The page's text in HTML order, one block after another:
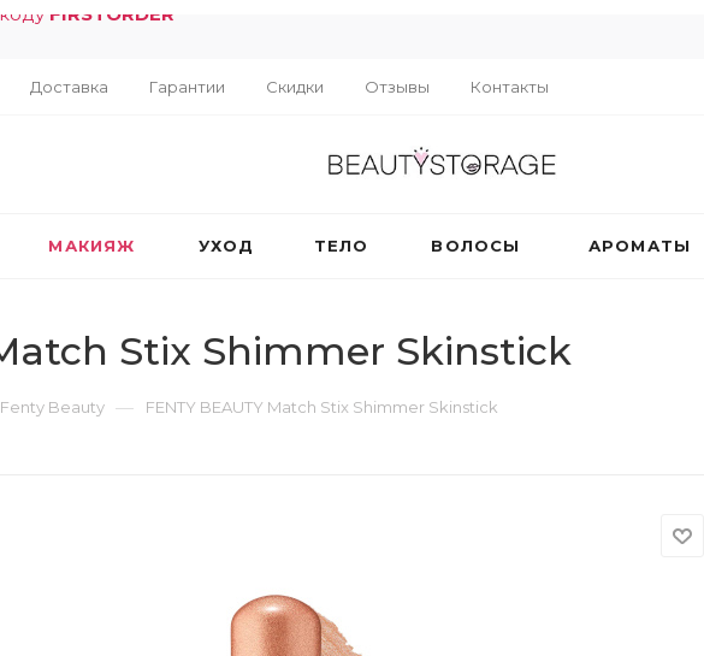
FIRSTORDER
Доставка Гарантии Скидки Отзывы Контакты
МАКИЯЖ УХОД ТЕЛО ВОЛОСЫ АРОМАТЫ
Stix Shimmer Skinstick
Fenty Beauty — FENTY BEAUTY Match Stix Shimmer Skinstick